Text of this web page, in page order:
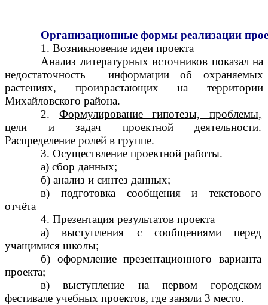
Организационные формы реализации
1. Возникновение идеи проекта
Анализ литературных источников показал на
недостаточность информации об охраняемых
растениях, произрастающих на территории
Михайловского района.
2. Формулирование гипотезы, проблемы,
цели и задач проектной деятельности.
Распределение ролей в группе.
3. Осуществление проектной работы.
а) сбор данных;
б) анализ и синтез данных;
в) подготовка сообщения и текстового
отчёта
4. Презентация результатов проекта
а) выступления с сообщениями перед
учащимися школы;
б) оформление презентационного варианта
проекта;
в) выступление на первом городском
фестивале учебных проектов, где заняли 3 место.